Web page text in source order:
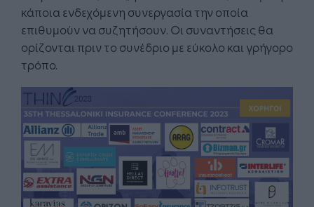
κάποια ενδεχόμενη συνεργασία την οποία
επιθυμούν να συζητήσουν. Οι συναντήσεις θα
ορίζονται πριν το συνέδριο με εύκολο και γρήγορο
τρόπο.